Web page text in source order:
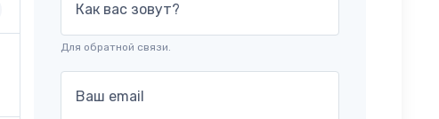
Как вас зовут?
Для обратной связи.
Ваш email